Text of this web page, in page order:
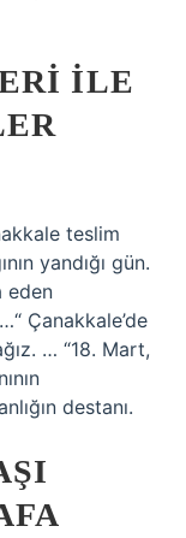
ILE
teslim
yandığı gün.
eden
Çanakkale’de
… “18. Mart,
destanı.